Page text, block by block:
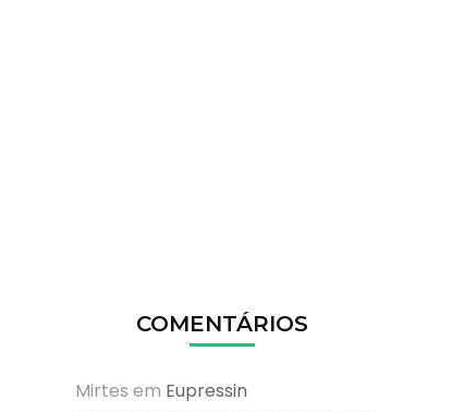
COMENTÁRIOS
Mirtes em Eupressin